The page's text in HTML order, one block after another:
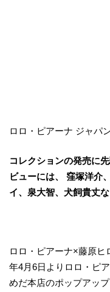
ロロ・ピアーナ ジャパ
コレクションの発売に
ビューには、 窪塚洋介
イ、泉大智、犬飼貴丈
ロロ・ピアーナ×藤原ヒ
年4月6日よりロロ・ピ
めだ本店のポップアッ